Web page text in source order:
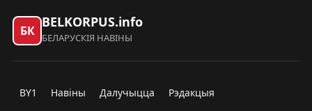
БК
BELKORPUS.info
БЕЛАРУСКІЯ НАВІНЫ
BY1 Навіны Далучыцца Рэдакцыя